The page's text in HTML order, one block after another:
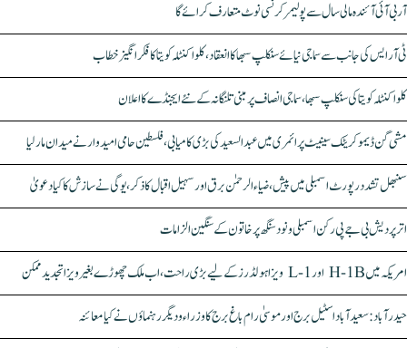
آر بی آئی آئندہ مالی سال سے پولیمر کرنسی نوٹ متعارف کرائے گا
ٹی آر ایس کی جانب سے سماجی نیائے سنکلپ سبھا کا انعقاد، کلواکنٹلہ کویتا کا فکر انگیز خطاب
کلواکنٹلہ کویتا کی سنکلپ سبھا، سماجی انصاف پر مبنی تلنگانہ کے نئے ایجنڈے کا اعلان
مشی گن ڈیموکریٹک سینیٹ پرائمری میں عبدالسعید کی بڑی کامیابی، فلسطین حامی امیدوار نے میدان مار لیا
سنبھل تشدد رپورٹ اسمبلی میں پیش، ضیاء الرحمٰن برق اور سہیل اقبال کا ذکر، یوگی نے سازش کا کیا دعویٰ
اتر پردیش بی جے پی رکن اسمبلی ونود سنگھ پر خاتون کے سنگین الزامات
امریکہ میں H-1B اور L-1 ویزا ہولڈرز کے لیے بڑی راحت، اب ملک چھوڑے بغیر ویزا تجدید ممکن
حیدرآباد: سعیدآباد اسٹیل برج اور موسیٰ رام باغ برج کا وزراء و دیگر رہنماؤں نے کیا معائنہ